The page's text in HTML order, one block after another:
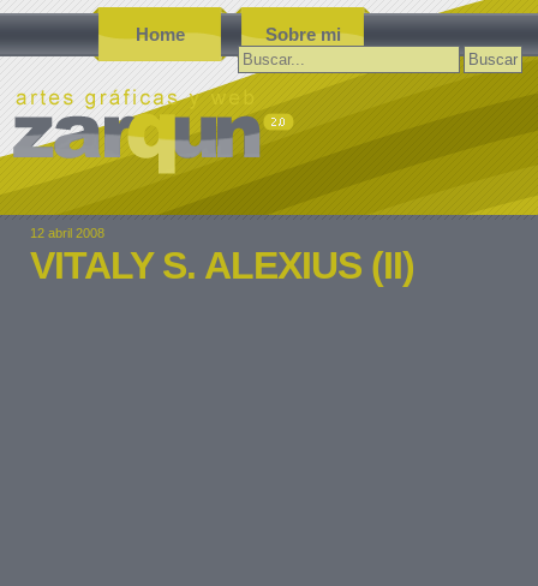
Home Sobre mi
Buscar:
12 abril 2008
VITALY S. ALEXIUS (II)